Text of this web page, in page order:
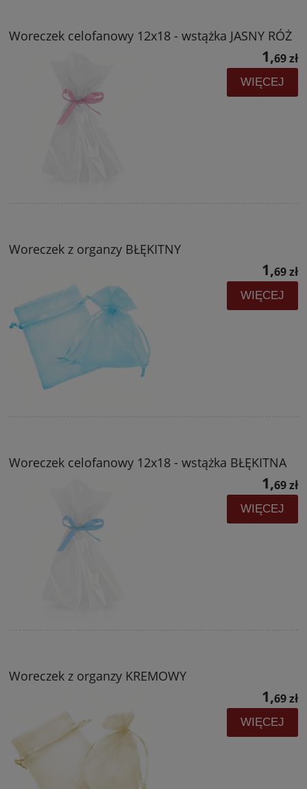
Woreczek celofanowy 12x18 - wstążka JASNY RÓŻ
1,69 zł
WIĘCEJ
Woreczek z organzy BŁĘKITNY
1,69 zł
WIĘCEJ
Woreczek celofanowy 12x18 - wstążka BŁĘKITNA
1,69 zł
WIĘCEJ
Woreczek z organzy KREMOWY
1,69 zł
WIĘCEJ